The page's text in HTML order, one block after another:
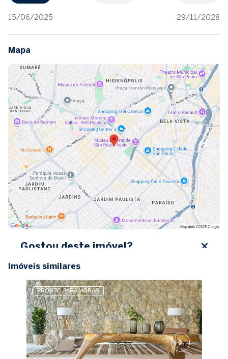
15/06/2025 29/11/2028
Mapa
Gostou deste imóvel?
Preencha seus dados abaixo, entre em contato ou
Nome completo
E-mail
Celular (WhatsApp)
Imóveis similares
PRONTO PARA MORAR